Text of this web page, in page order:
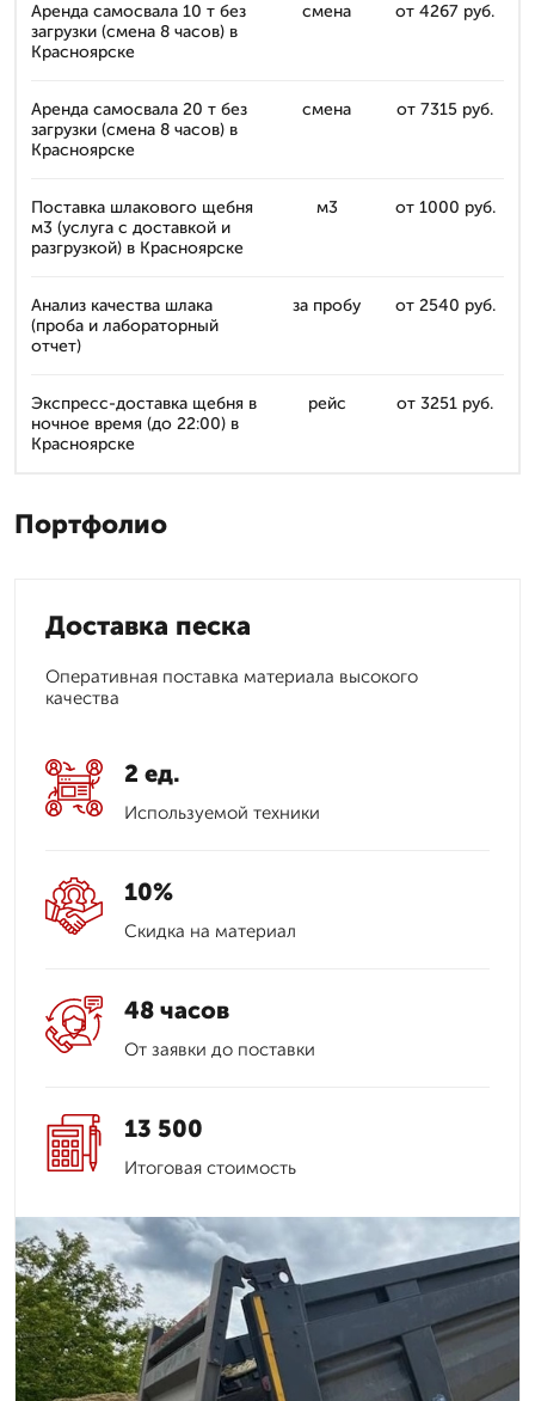
Аренда самосвала 10 т без
загрузки (смена 8 часов) в
Красноярске
смена от 4267 руб.
Аренда самосвала 20 т без
загрузки (смена 8 часов) в
Красноярске
смена от 7315 руб.
Поставка шлакового щебня
м3 (услуга с доставкой и
разгрузкой) в Красноярске
м3 от 1000 руб.
Анализ качества шлака
(проба и лабораторный
отчет)
за пробу от 2540 руб.
Экспресс-доставка щебня в
ночное время (до 22:00) в
Красноярске
рейс от 3251 руб.
Портфолио
Доставка песка
Оперативная поставка материала высокого
качества
2 ед.
Используемой техники
10%
Скидка на материал
48 часов
От заявки до поставки
13 500
Итоговая стоимость